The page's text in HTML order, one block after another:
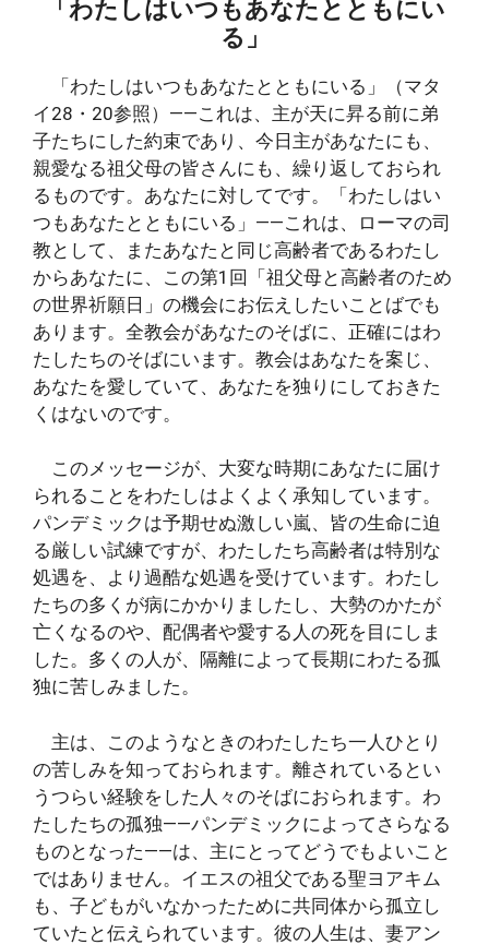
「わたしはいつもあなたとともにい
る」
「わたしはいつもあなたとともにいる」（マタ
イ28・20参照）――これは、主が天に昇る前に弟
子たちにした約束であり、今日主があなたにも、
親愛なる祖父母の皆さんにも、繰り返しておられ
るものです。あなたに対してです。「わたしはい
つもあなたとともにいる」――これは、ローマの司
教として、またあなたと同じ高齢者であるわたし
からあなたに、この第1回「祖父母と高齢者のため
の世界祈願日」の機会にお伝えしたいことばでも
あります。全教会があなたのそばに、正確にはわ
たしたちのそばにいます。教会はあなたを案じ、
あなたを愛していて、あなたを独りにしておきた
くはないのです。
このメッセージが、大変な時期にあなたに届け
られることをわたしはよくよく承知しています。
パンデミックは予期せぬ激しい嵐、皆の生命に迫
る厳しい試練ですが、わたしたち高齢者は特別な
処遇を、より過酷な処遇を受けています。わたし
たちの多くが病にかかりましたし、大勢のかたが
亡くなるのや、配偶者や愛する人の死を目にしま
した。多くの人が、隔離によって長期にわたる孤
独に苦しみました。
主は、このようなときのわたしたち一人ひとり
の苦しみを知っておられます。離されているとい
うつらい経験をした人々のそばにおられます。わ
たしたちの孤独――パンデミックによってさらなる
ものとなった――は、主にとってどうでもよいこと
ではありません。イエスの祖父である聖ヨアキム
も、子どもがいなかったために共同体から孤立し
ていたと伝えられています。彼の人生は、妻アン